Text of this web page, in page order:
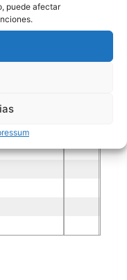
puede afectar